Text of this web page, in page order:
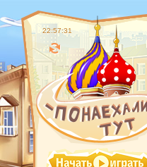
22:57:31